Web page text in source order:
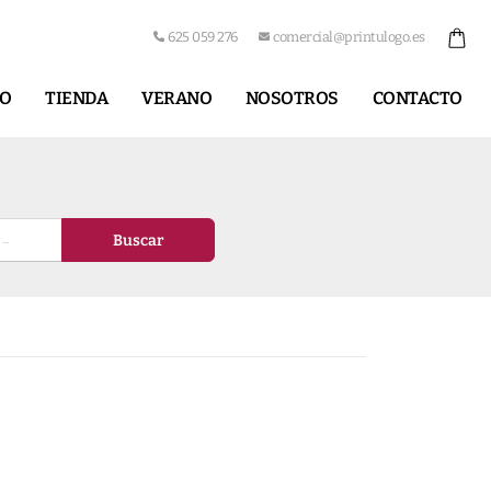
625 059 276 comercial@printulogo.es
TIENDA VERANO NOSOTROS CONTACTO
Buscar